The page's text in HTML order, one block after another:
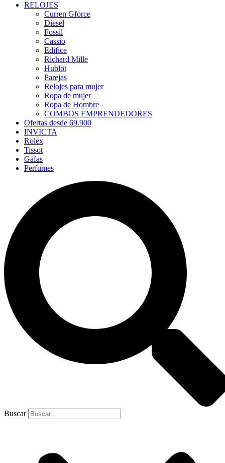
RELOJES
Curren Gforce
Diesel
Fossil
Cassio
Edifice
Richard Mille
Hublot
Parejas
Relojes para mujer
Ropa de mujer
Ropa de Hombre
COMBOS EMPRENDEDORES
Ofertas desde 69.900
INVICTA
Rolex
Tissot
Gafas
Perfumes
Buscar